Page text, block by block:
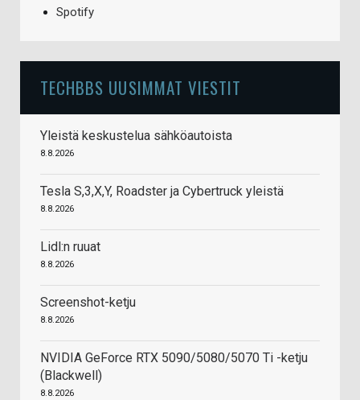
Spotify
TECHBBS UUSIMMAT VIESTIT
Yleistä keskustelua sähköautoista
8.8.2026
Tesla S,3,X,Y, Roadster ja Cybertruck yleistä
8.8.2026
Lidl:n ruuat
8.8.2026
Screenshot-ketju
8.8.2026
NVIDIA GeForce RTX 5090/5080/5070 Ti -ketju
(Blackwell)
8.8.2026